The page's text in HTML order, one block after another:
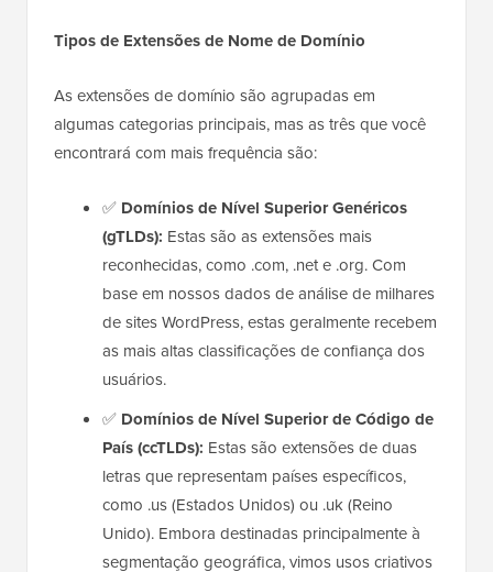
Tipos de Extensões de Nome de Domínio
As extensões de domínio são agrupadas em
algumas categorias principais, mas as três que você
encontrará com mais frequência são:
✅ Domínios de Nível Superior Genéricos
(gTLDs): Estas são as extensões mais
reconhecidas, como .com, .net e .org. Com
base em nossos dados de análise de milhares
de sites WordPress, estas geralmente recebem
as mais altas classificações de confiança dos
usuários.
✅ Domínios de Nível Superior de Código de
País (ccTLDs): Estas são extensões de duas
letras que representam países específicos,
como .us (Estados Unidos) ou .uk (Reino
Unido). Embora destinadas principalmente à
segmentação geográfica, vimos usos criativos